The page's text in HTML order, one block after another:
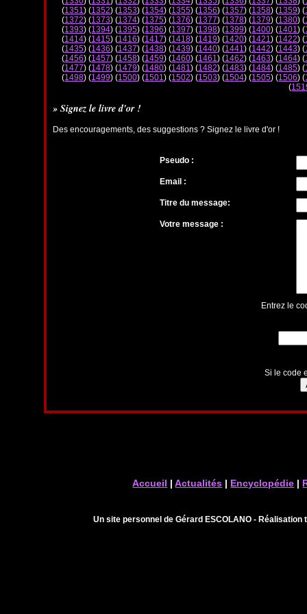
(1351) (1352) (1353) (1354) (1355) (1356) (1357) (1358) (1359) (
(1372) (1373) (1374) (1375) (1376) (1377) (1378) (1379) (1380) (
(1393) (1394) (1395) (1396) (1397) (1398) (1399) (1400) (1401) (
(1414) (1415) (1416) (1417) (1418) (1419) (1420) (1421) (1422) (
(1435) (1436) (1437) (1438) (1439) (1440) (1441) (1442) (1443) (
(1456) (1457) (1458) (1459) (1460) (1461) (1462) (1463) (1464) (
(1477) (1478) (1479) (1480) (1481) (1482) (1483) (1484) (1485) (
(1498) (1499) (1500) (1501) (1502) (1503) (1504) (1505) (1506) (
(
» Signez le livre d'or !
Des encouragements, des suggestions ? Signez le livre d'or !
Pseudo :
Email :
Titre du message:
Votre message :
Entrez le
Si le code
Accueil |Actualités | Encyclopédie |
Un site personnel de Gérard ESCOLANO -